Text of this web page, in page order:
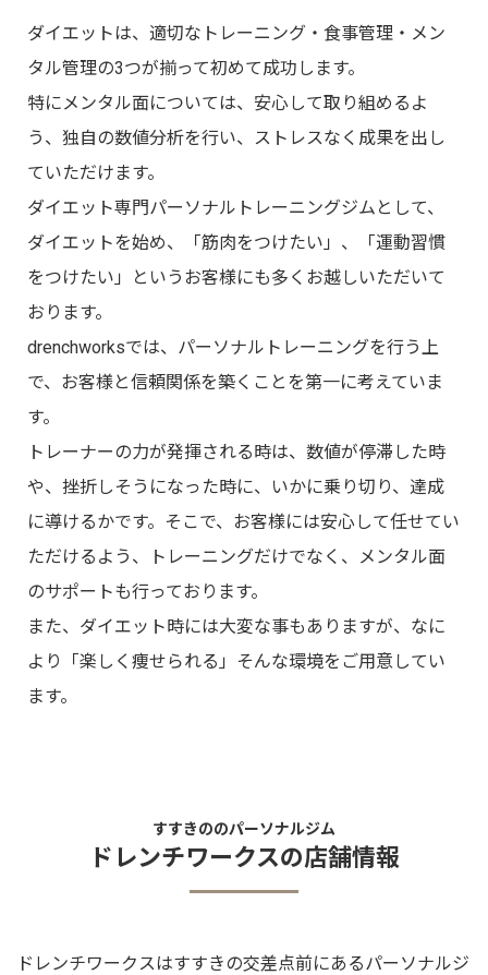
ダイエットは、適切なトレーニング・⾷事管理・メン
タル管理の3つが揃って初めて成功します。
特にメンタル⾯については、安⼼して取り組めるよ
う、独⾃の数値分析を⾏い、ストレスなく成果を出し
ていただけます。
ダイエット専⾨パーソナルトレーニングジムとして、
ダイエットを始め、「筋⾁をつけたい」、「運動習慣
をつけたい」というお客様にも多くお越しいただいて
おります。
drenchworksでは、パーソナルトレーニングを⾏う上
で、お客様と信頼関係を築くことを第⼀に考えていま
す。
トレーナーの⼒が発揮される時は、数値が停滞した時
や、挫折しそうになった時に、いかに乗り切り、達成
に導けるかです。そこで、お客様には安⼼して任せてい
ただけるよう、トレーニングだけでなく、メンタル⾯
のサポートも⾏っております。
また、ダイエット時には⼤変な事もありますが、なに
より「楽しく痩せられる」そんな環境をご⽤意してい
ます。
すすきののパーソナルジム
ドレンチワークスの店舗情報
ドレンチワークスはすすきの交差点前にあるパーソナルジ